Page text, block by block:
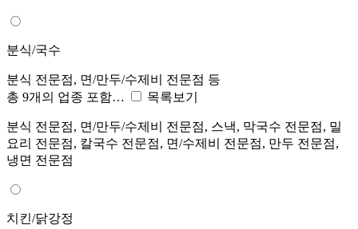
분식/국수
분식 전문점, 면/만두/수제비 전문점 등
총 9개의 업종 포함…
목록보기
분식 전문점, 면/만두/수제비 전문점, 스낵, 막국수 전문점, 밀
요리 전문점, 칼국수 전문점, 면/수제비 전문점, 만두 전문점,
냉면 전문점
치킨/닭강정